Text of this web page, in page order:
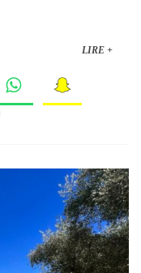
LIRE +